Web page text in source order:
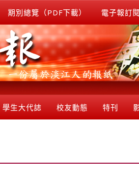
期別總覽（PDF下載） 電子報訂閱
學生大代誌 校友動態 特刊